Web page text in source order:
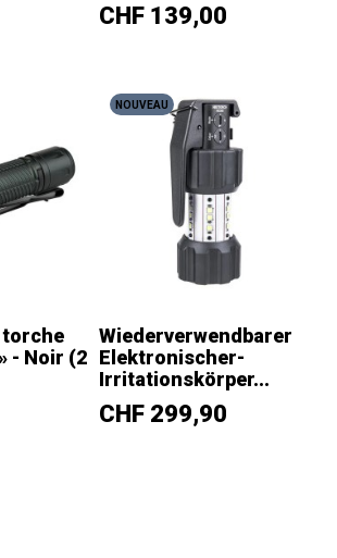
Prix
CHF 139,00
torche
- Noir (2
NOUVEAU
Wiederverwendbarer
Elektronischer-
Irritationskörper...
Prix
CHF 299,90